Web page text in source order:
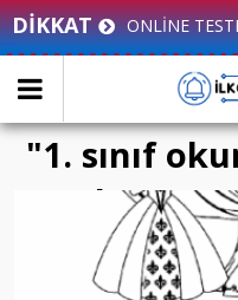
DİKKAT ONLİNE
"1. sınıf
yazılar